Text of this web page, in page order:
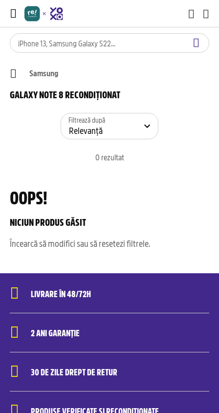
Samsung
GALAXY NOTE 8 RECONDIȚIONAT
0 rezultat
Filtrează după
OOPS!
NICIUN PRODUS GĂSIT
Încearcă să modifici sau să resetezi filtrele.
LIVRARE ÎN 48/72H
2 ANI GARANȚIE
30 DE ZILE DREPT DE RETUR